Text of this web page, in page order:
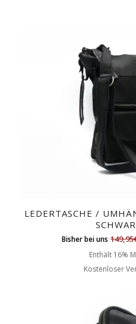
LEDERTASCHE /
Bisher bei uns 149,95
Enthält 16%
Kostenloser